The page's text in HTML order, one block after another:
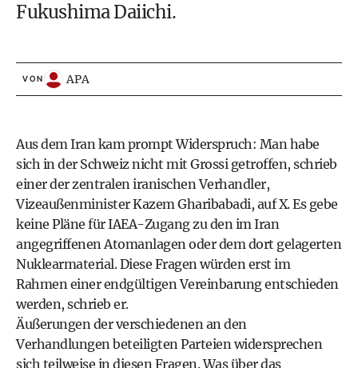
Fukushima Daiichi.
VON APA
Aus dem Iran kam prompt Widerspruch: Man habe
sich in der Schweiz nicht mit Grossi getroffen, schrieb
einer der zentralen iranischen Verhandler,
Vizeaußenminister Kazem Gharibabadi, auf X. Es gebe
keine Pläne für IAEA-Zugang zu den im Iran
angegriffenen Atomanlagen oder dem dort gelagerten
Nuklearmaterial. Diese Fragen würden erst im
Rahmen einer endgültigen Vereinbarung entschieden
werden, schrieb er.
Äußerungen der verschiedenen an den
Verhandlungen beteiligten Parteien widersprechen
sich teilweise in diesen Fragen. Was über das